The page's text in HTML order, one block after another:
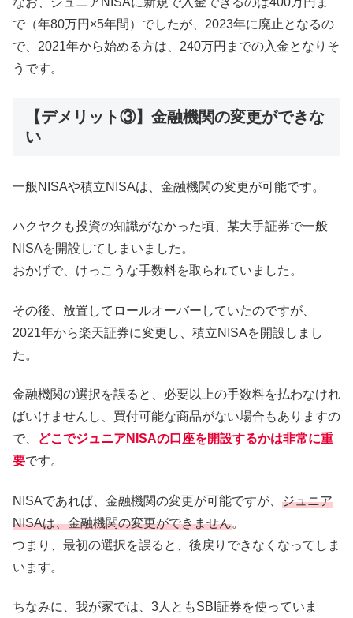
で（年80万円×5年間）でしたが、2023年に廃止となるの
で、2021年から始める方は、240万円までの入金となりそ
うです。
【デメリット③】金融機関の変更ができな
い
一般NISAや積立NISAは、金融機関の変更が可能です。
ハクヤクも投資の知識がなかった頃、某大手証券で一般
NISAを開設してしまいました。
おかげで、けっこうな手数料を取られていました。
その後、放置してロールオーバーしていたのですが、
2021年から楽天証券に変更し、積立NISAを開設しまし
た。
金融機関の選択を誤ると、必要以上の手数料を払わなけれ
ばいけませんし、買付可能な商品がない場合もありますの
で、
どこでジュニアNISAの口座を開設するかは非常に重
要です。
NISAであれば、金融機関の変更が可能ですが、 ジュニア
NISAは、金融機関の変更ができません。
つまり、最初の選択を誤ると、後戻りできなくなってしま
います。
ちなみに、我が家では、3人ともSBI証券を使っていま